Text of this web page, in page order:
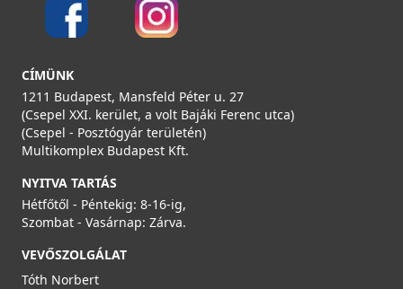
HEATPEX ARIA VITALE MINI RH-W-160 egyhelyiséges
hővisszanyerős szellőztető hőmérséklet és
55506011100T
299 990 Ft
Rendelésre
CÍMÜNK
1211 Budapest, Mansfeld Péter u. 27
(Csepel XXI. kerület, a volt Bajáki Ferenc utca)
(Csepel - Posztógyár területén)
Multikomplex Budapest Kft.
NYITVA TARTÁS
Hétfőtől - Péntekig: 8-16-ig,
Szombat - Vasárnap: Zárva.
VEVŐSZOLGÁLAT
Tóth Norbert